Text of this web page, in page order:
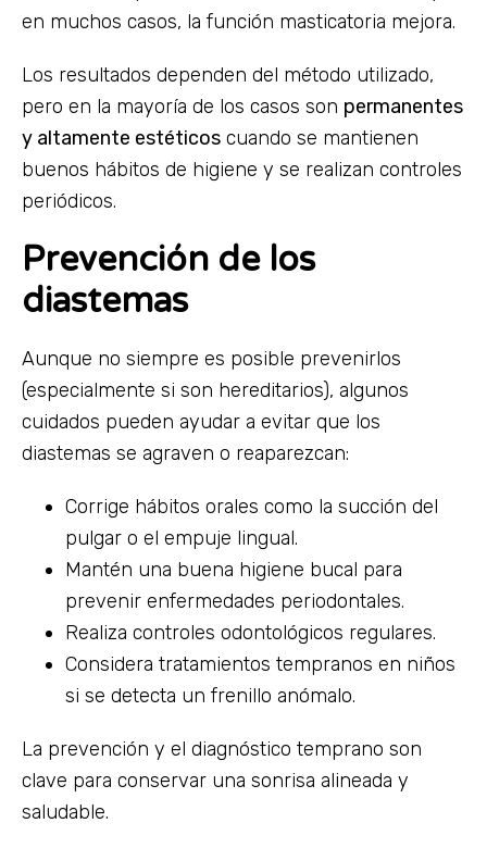
en muchos casos, la función masticatoria mejora.
Los resultados dependen del método utilizado,
pero en la mayoría de los casos son permanentes
y altamente estéticos cuando se mantienen
buenos hábitos de higiene y se realizan controles
periódicos.
Prevención de los
diastemas
Aunque no siempre es posible prevenirlos
(especialmente si son hereditarios), algunos
cuidados pueden ayudar a evitar que los
diastemas se agraven o reaparezcan:
Corrige hábitos orales como la succión del
pulgar o el empuje lingual.
Mantén una buena higiene bucal para
prevenir enfermedades periodontales.
Realiza controles odontológicos regulares.
Considera tratamientos tempranos en niños
si se detecta un frenillo anómalo.
La prevención y el diagnóstico temprano son
clave para conservar una sonrisa alineada y
saludable.